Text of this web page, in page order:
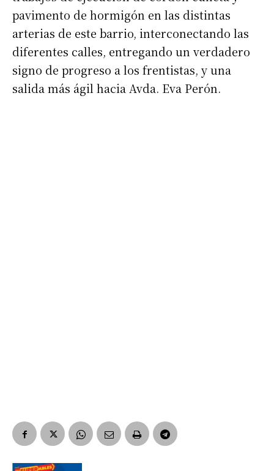
pavimento de hormigón en las distintas
arterias de este barrio, interconectando las
diferentes calles, entregando un verdadero
signo de progreso a los frentistas, y una
salida más ágil hacia Avda. Eva Perón.